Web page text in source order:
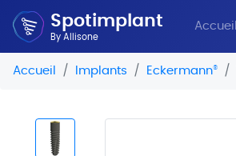
Spotimplant
By Allisone
Accueil
Accueil Implants Eckermann®